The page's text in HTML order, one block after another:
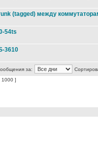
(tagged) между
54ts
3610
за:
1000 ]